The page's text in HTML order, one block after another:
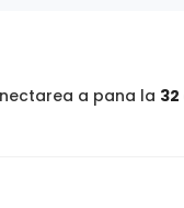
a pana la